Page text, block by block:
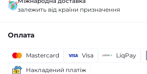
залежить від країни призначення
Оплата
Mastercard Visa LiqPay
Накладений платіж